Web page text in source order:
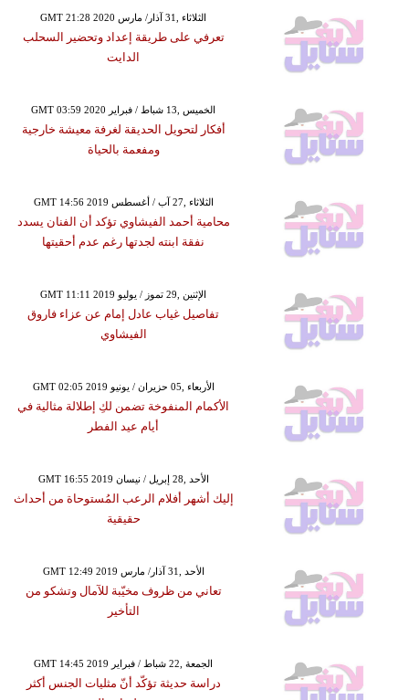
GMT 21:28 2020 الثلاثاء ,31 آذار/ مارس
تعرفي على طريقة إعداد وتحضير السحلب
الدايت
GMT 03:59 2020 الخميس ,13 شباط / فبراير
أفكار لتحويل الحديقة لغرفة معيشة خارجية
ومفعمة بالحياة
GMT 14:56 2019 الثلاثاء ,27 آب / أغسطس
محامية أحمد الفيشاوي تؤكد أن الفنان يسدد
نفقة ابنته لجدتها رغم عدم أحقيتها
GMT 11:11 2019 الإثنين ,29 تموز / يوليو
تفاصيل غياب عادل إمام عن عزاء فاروق
الفيشاوي
GMT 02:05 2019 الأربعاء ,05 حزيران / يونيو
الأكمام المنفوخة تضمن لكِ إطلالة مثالية في
أيام عيد الفطر
GMT 16:55 2019 الأحد ,28 إبريل / نيسان
إليك أشهر أفلام الرعب المُستوحاة من أحداث
حقيقية
GMT 12:49 2019 الأحد ,31 آذار/ مارس
تعاني من ظروف مخيّبة للآمال وتشكو من
التأخير
GMT 14:45 2019 الجمعة ,22 شباط / فبراير
دراسة حديثة تؤكّد أنّ مثليات الجنس أكثر